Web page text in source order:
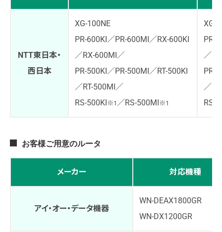
NTT東日本・
西日本
XG-100NE
PR-600KI／PR-600MI／RX-600KI
／RX-600MI／
PR-500KI／PR-500MI／RT-500KI
／RT-500MI／
RS-500KI ※1 ／RS-500MI ※1
XG-
PR-
／
PR-
／
RS-
お客様ご用意のルータ
メーカー 対応機種
アイ・オー・データ機器
WN-DEAX1800GR
WN-DX1200GR